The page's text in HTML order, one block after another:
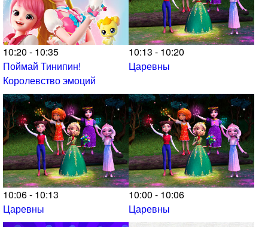
10:20 - 10:35
Поймай Тинипин!
Королевство эмоций
10:13 - 10:20
Царевны
10:06 - 10:13
Царевны
10:00 - 10:06
Царевны